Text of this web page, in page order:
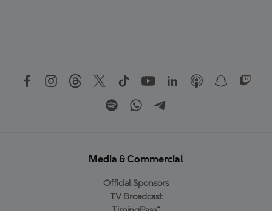
Media & Commercial
Official Sponsors
TV Broadcast